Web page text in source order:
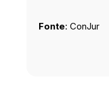
Fonte: ConJur